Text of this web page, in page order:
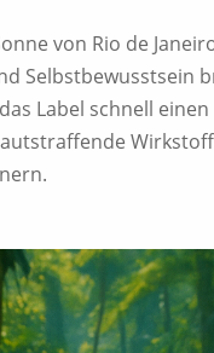
von Rio de
Selbstbewusstsein
Label schnell